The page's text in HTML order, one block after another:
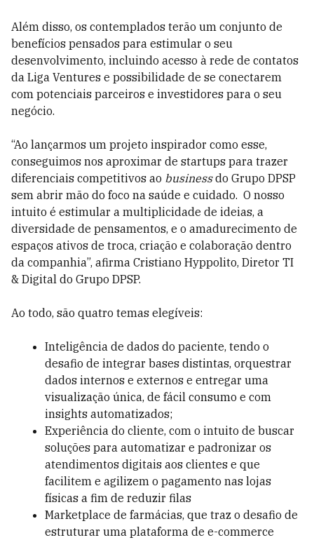
Além disso, os contemplados terão um conjunto de
benefícios pensados para estimular o seu
desenvolvimento, incluindo acesso à rede de contatos
da Liga Ventures e possibilidade de se conectarem
com potenciais parceiros e investidores para o seu
negócio.
“Ao lançarmos um projeto inspirador como esse,
conseguimos nos aproximar de startups para trazer
diferenciais competitivos ao businessdo Grupo DPSP
sem abrir mão do foco na saúde e cuidado. O nosso
intuito é estimular a multiplicidade de ideias, a
diversidade de pensamentos, e o amadurecimento de
espaços ativos de troca, criação e colaboração dentro
da companhia”, afirma Cristiano Hyppolito, Diretor TI
& Digital do Grupo DPSP.
Ao todo, são quatro temas elegíveis:
Inteligência de dados do paciente, tendo o
desafio de integrar bases distintas, orquestrar
dados internos e externos e entregar uma
visualização única, de fácil consumo e com
insights automatizados;
Experiência do cliente, com o intuito de buscar
soluções para automatizar e padronizar os
atendimentos digitais aos clientes e que
facilitem e agilizem o pagamento nas lojas
físicas a fim de reduzir filas
Marketplace de farmácias, que traz o desafio de
estruturar uma plataforma de e-commerce